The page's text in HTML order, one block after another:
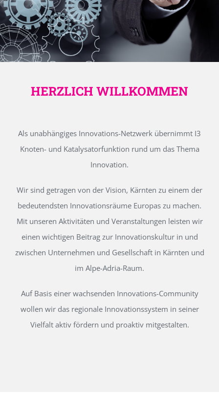
HERZLICH WILLKOMMEN
Als unabhängiges Innovations-Netzwerk übernimmt I3
Knoten- und Katalysatorfunktion rund um das Thema
Innovation.
Wir sind getragen von der Vision, Kärnten zu einem der
bedeutendsten Innovationsräume Europas zu machen.
Mit unseren Aktivitäten und Veranstaltungen leisten wir
einen wichtigen Beitrag zur Innovationskultur in und
zwischen Unternehmen und Gesellschaft in Kärnten und
im Alpe-Adria-Raum.
Auf Basis einer wachsenden Innovations-Community
wollen wir das regionale Innovationssystem in seiner
Vielfalt aktiv fördern und proaktiv mitgestalten.